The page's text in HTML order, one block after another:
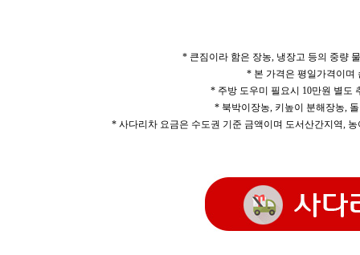
* 큰짐이라 함은 장농, 냉장고 등의 중량
* 본 가격은 평일가격이며
* 주방 도우미 필요시 10만원 별도
* 북박이장농, 키높이 분해장농,
* 사다리차 요금은 수도권 기준 금액이며 도서산간지역,